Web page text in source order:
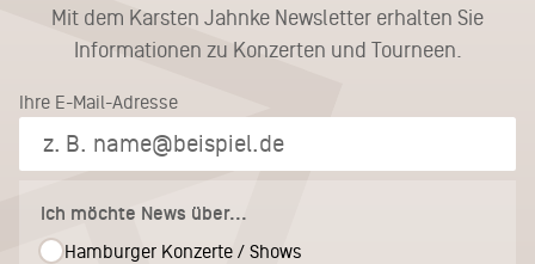
Mit dem Karsten Jahnke Newsletter erhalten Sie
Informationen zu Konzerten und Tourneen.
Ihre E-Mail-Adresse
Ich möchte News über...
Hamburger Konzerte / Shows